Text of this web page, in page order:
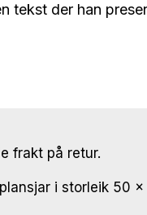
tekst der han
frakt på retur.
i storleik 50 x